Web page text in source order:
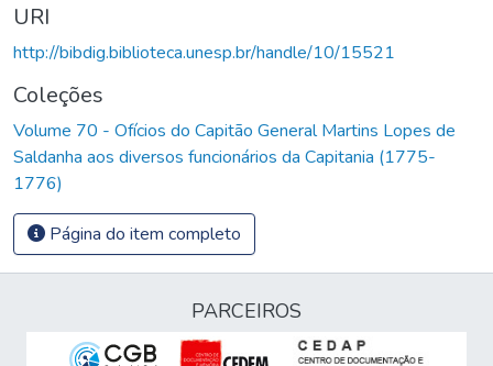
URI
http://bibdig.biblioteca.unesp.br/handle/10/15521
Coleções
Volume 70 - Ofícios do Capitão General Martins Lopes de
Saldanha aos diversos funcionários da Capitania (1775-
1776)
Página do item completo
PARCEIROS